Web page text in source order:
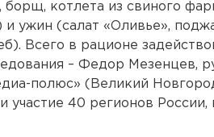
котлета из свиного
ужин (салат «Оливье»,
Всего в рационе
– Федор Мезенцев,
полюс» (Великий
40 регионов России,